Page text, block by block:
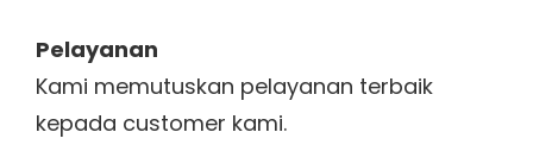
Pelayanan
Kami memutuskan pelayanan terbaik
kepada customer kami.